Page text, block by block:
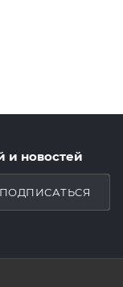
и новостей
ПОДПИСАТЬСЯ